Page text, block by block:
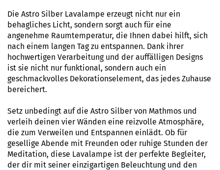
Die Astro Silber Lavalampe erzeugt nicht nur ein
behagliches Licht, sondern sorgt auch für eine
angenehme Raumtemperatur, die Ihnen dabei hilft, sich
nach einem langen Tag zu entspannen. Dank ihrer
hochwertigen Verarbeitung und der auffälligen Designs
ist sie nicht nur funktional, sondern auch ein
geschmackvolles Dekorationselement, das jedes Zuhause
bereichert.
Setz unbedingt auf die Astro Silber von Mathmos und
verleih deinen vier Wänden eine reizvolle Atmosphäre,
die zum Verweilen und Entspannen einlädt. Ob für
gesellige Abende mit Freunden oder ruhige Stunden der
Meditation, diese Lavalampe ist der perfekte Begleiter,
der dir mit seiner einzigartigen Beleuchtung und den